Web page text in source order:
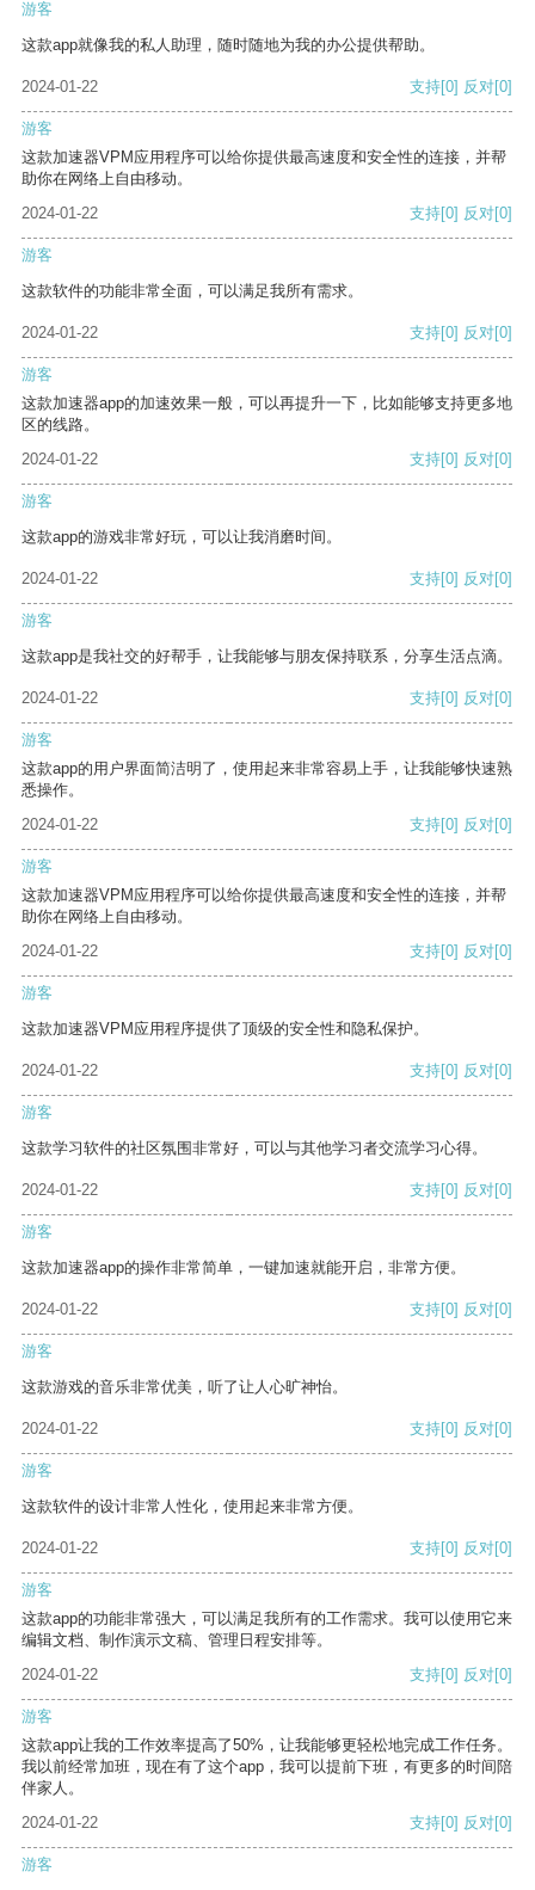
游客
这款app就像我的私人助理，随时随地为我的办公提供帮助。
2024-01-22 支持[0] 反对[0]
游客
这款加速器VPM应用程序可以给你提供最高速度和安全性的连接，并帮
助你在网络上自由移动。
2024-01-22
支持[0] 反对[0]
游客
这款软件的功能非常全面，可以满足我所有需求。
2024-01-22 支持[0] 反对[0]
游客
这款加速器app的加速效果一般，可以再提升一下，比如能够支持更多地
区的线路。
2024-01-22
支持[0] 反对[0]
游客
这款app的游戏非常好玩，可以让我消磨时间。
2024-01-22 支持[0] 反对[0]
游客
这款app是我社交的好帮手，让我能够与朋友保持联系，分享生活点滴。
2024-01-22 支持[0] 反对[0]
游客
这款app的用户界面简洁明了，使用起来非常容易上手，让我能够快速熟
悉操作。
2024-01-22
支持[0] 反对[0]
游客
这款加速器VPM应用程序可以给你提供最高速度和安全性的连接，并帮
助你在网络上自由移动。
2024-01-22
支持[0] 反对[0]
游客
这款加速器VPM应用程序提供了顶级的安全性和隐私保护。
2024-01-22 支持[0] 反对[0]
游客
这款学习软件的社区氛围非常好，可以与其他学习者交流学习心得。
2024-01-22 支持[0] 反对[0]
游客
这款加速器app的操作非常简单，一键加速就能开启，非常方便。
2024-01-22 支持[0] 反对[0]
游客
这款游戏的音乐非常优美，听了让人心旷神怡。
2024-01-22 支持[0] 反对[0]
游客
这款软件的设计非常人性化，使用起来非常方便。
2024-01-22 支持[0] 反对[0]
游客
这款app的功能非常强大，可以满足我所有的工作需求。我可以使用它来
编辑文档、制作演示文稿、管理日程安排等。
2024-01-22
支持[0] 反对[0]
游客
这款app让我的工作效率提高了50%，让我能够更轻松地完成工作任务。
我以前经常加班，现在有了这个app，我可以提前下班，有更多的时间陪
伴家人。
2024-01-22
支持[0] 反对[0]
游客